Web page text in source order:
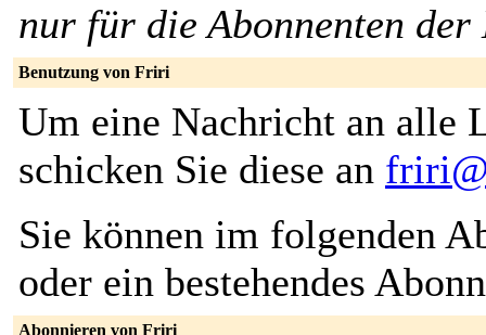
nur für die Abonnenten
Benutzung von Friri
Um eine Nachricht an alle
schicken Sie diese an
Sie können im folgenden
oder ein bestehendes
Abonnieren von Friri